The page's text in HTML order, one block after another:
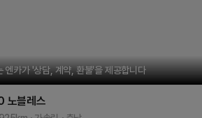
엔카가 '상담, 계약, 환불'을 제공합니다
노블레스